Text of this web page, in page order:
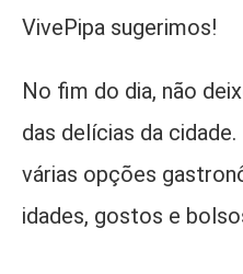
VivePipa sugerimos!
No fim do dia, não
das delícias da
várias opções
idades, gostos e